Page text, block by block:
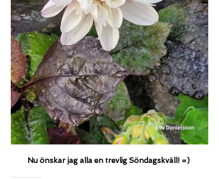
Nu önskar jag alla en trevlig Söndagskväll! =)